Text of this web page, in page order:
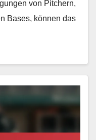
von Pitchern,
Bases, können das